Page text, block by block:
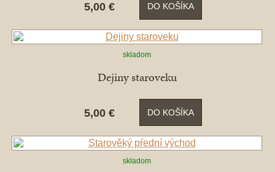
5,00 € DO KOŠÍKA
skladom
Dejiny staroveku
5,00 € DO KOŠÍKA
skladom